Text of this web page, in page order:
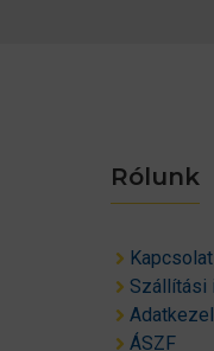
Rólunk
Kapcsolat
Szállítási
ÁSZF